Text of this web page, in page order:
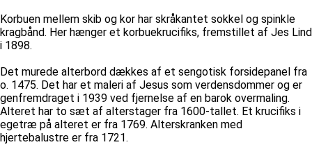
Korbuen mellem skib og kor har skråkantet sokkel og spinkle
kragbånd. Her hænger et korbuekrucifiks, fremstillet af Jes Lind
i 1898.
Det murede alterbord dækkes af et sengotisk forsidepanel fra
o. 1475. Det har et maleri af Jesus som verdensdommer og er
genfremdraget i 1939 ved fjernelse af en barok overmaling.
Alteret har to sæt af alterstager fra 1600-tallet. Et krucifiks i
egetræ på alteret er fra 1769. Alterskranken med
hjertebalustre er fra 1721.